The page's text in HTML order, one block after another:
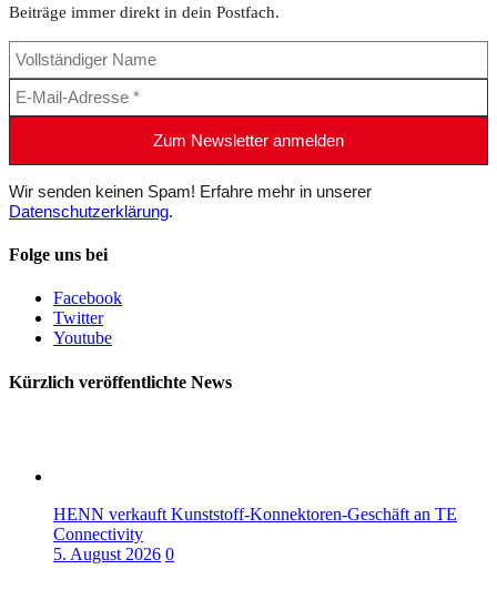
Beiträge immer direkt in dein Postfach.
Wir senden keinen Spam! Erfahre mehr in unserer
Datenschutzerklärung.
Folge uns bei
Facebook
Twitter
Youtube
Kürzlich veröffentlichte News
HENN verkauft Kunststoff-Konnektoren-Geschäft an TE
Connectivity
5. August 2026 0